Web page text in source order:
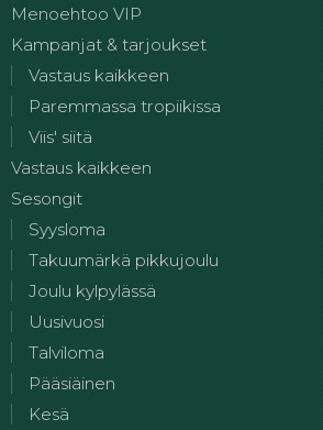
Menoehtoo VIP
Kampanjat & tarjoukset
Vastaus kaikkeen
Paremmassa tropiikissa
Viis' siitä
Vastaus kaikkeen
Sesongit
Syysloma
Takuumärkä pikkujoulu
Joulu kylpylässä
Uusivuosi
Talviloma
Pääsiäinen
Kesä